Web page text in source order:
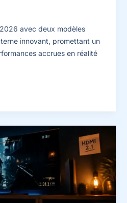
avec deux modèles
innovant, promettant un
accrues en réalité